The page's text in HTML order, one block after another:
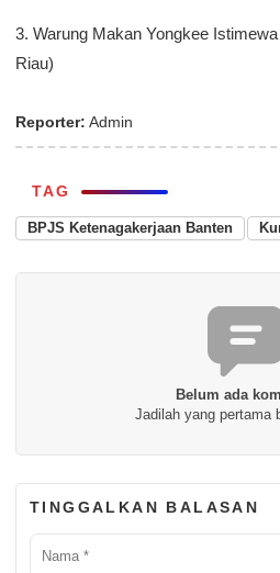
3. Warung Makan Yongkee
Riau)
Reporter: Admin
TAG
BPJS Ketenagakerjaan Banten
Belum ada
Jadilah yang pertama
TINGGALKAN BALASAN